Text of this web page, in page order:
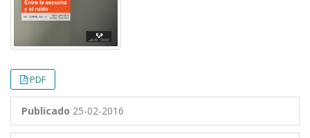
PDF
Publicado 25-02-2016